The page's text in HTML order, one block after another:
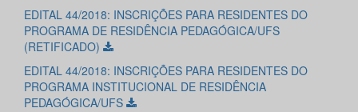
EDITAL 44/2018: INSCRIÇÕES PARA RESIDENTES DO
PROGRAMA DE RESIDÊNCIA PEDAGÓGICA/UFS
(RETIFICADO)
EDITAL 44/2018: INSCRIÇÕES PARA RESIDENTES DO
PROGRAMA INSTITUCIONAL DE RESIDÊNCIA
PEDAGÓGICA/UFS